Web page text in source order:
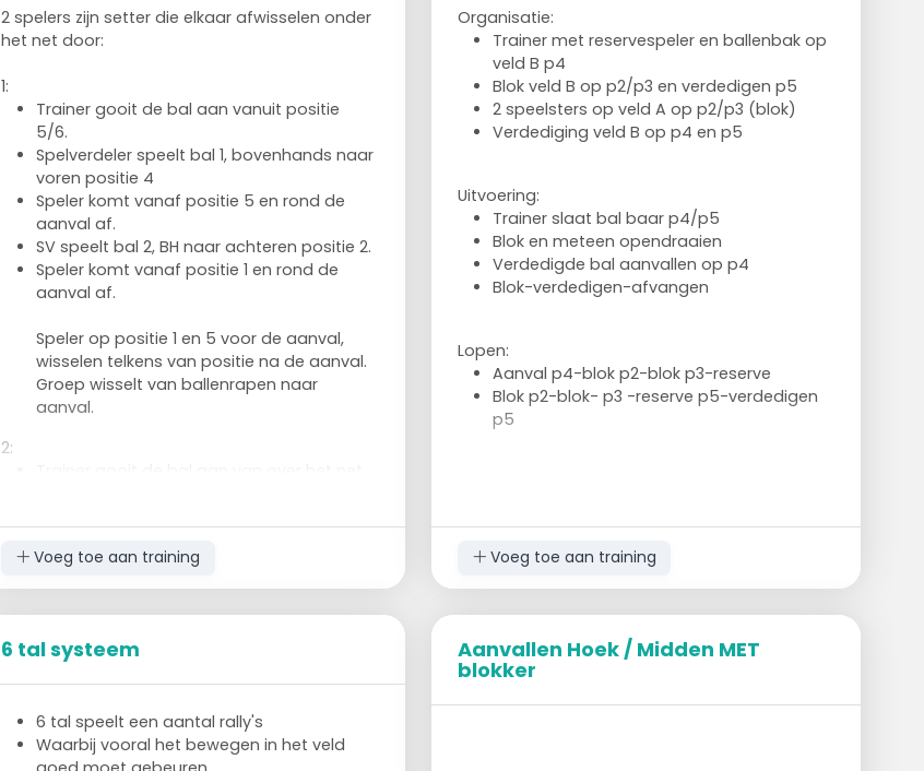
4. Let op: blokdekking.
4 tegen 3 of 4 tegen 4.
Voluit, hoeft geen vaste setter. Trainer begint
de rally.
2 spelers zijn setter die elkaar afwisselen onder
het net door:
1:
Trainer gooit de bal aan vanuit positie
5/6.
Spelverdeler speelt bal 1, bovenhands naar
voren positie 4
Speler komt vanaf positie 5 en rond de
aanval af.
SV speelt bal 2, BH naar achteren positie 2.
Speler komt vanaf positie 1 en rond de
aanval af.
Speler op positie 1 en 5 voor de aanval,
wisselen telkens van positie na de aanval.
Groep wisselt van ballenrapen naar
aanval.
2:
oefening:
Spelverdeler speelt bal 1, bovenhands
de aanval af.
Speler komt vanaf positie 1 en rond de
aanval af.
Voeg toe aan training
Organisatie:
Trainer met reservespeler en ballenbak op
veld B p4
Blok veld B op p2/p3 en verdedigen p5
2 speelsters op veld A op p2/p3 (blok)
Verdediging veld B op p4 en p5
Uitvoering:
Trainer slaat bal baar p4/p5
Blok en meteen opendraaien
Verdedigde bal aanvallen op p4
Blok-verdedigen-afvangen
Lopen:
Aanval p4-blok p2-blok p3-reserve
Blok p2-blok- p3 -reserve p5-verdedigen
p5
Voeg toe aan training
6 tal systeem
6 tal speelt een aantal rally's
Waarbij vooral het bewegen in het veld
Aanvallen Hoek / Midden MET
blokker